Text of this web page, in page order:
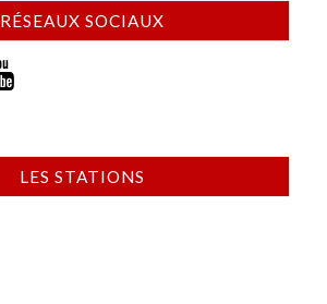
RÉSEAUX SOCIAUX
LES STATIONS